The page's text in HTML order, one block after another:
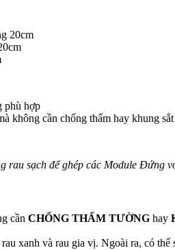
20cm
phù hợp
không cần chống thấm hay khung
rau sạch để ghép các Module Đứng
cần CHỐNG THẤM TƯỜNG hay
xanh và rau gia vị. Ngoài ra, có